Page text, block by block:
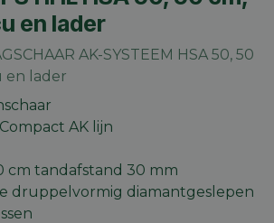
en lader
AK-SYSTEEM HSA 50, 50
en lader
AK lijn
cm tandafstand 30 mm
druppelvormig diamantgeslepen